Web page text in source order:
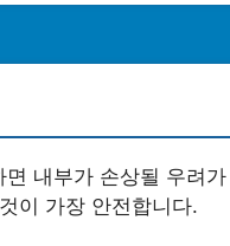
내부가 손상될 우려
이 가장 안전합니다.